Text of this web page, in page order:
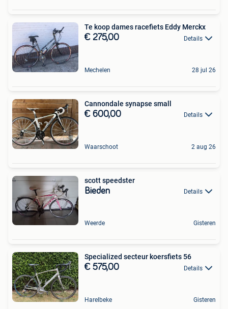
Te koop dames racefiets Eddy Merckx
€ 275,00 Details
Mechelen 28 jul 26
Cannondale synapse small
€ 600,00 Details
Waarschoot 2 aug 26
scott speedster
Bieden Details
Weerde Gisteren
Specialized secteur koersfiets 56
€ 575,00 Details
Harelbeke Gisteren